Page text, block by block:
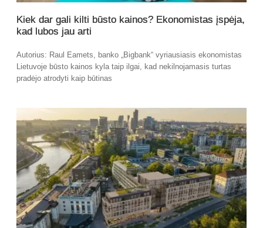
Kiek dar gali kilti būsto kainos? Ekonomistas įspėja,
kad lubos jau arti
Autorius: Raul Eamets, banko „Bigbank“ vyriausiasis ekonomistas
Lietuvoje būsto kainos kyla taip ilgai, kad nekilnojamasis turtas
pradėjo atrodyti kaip būtinas